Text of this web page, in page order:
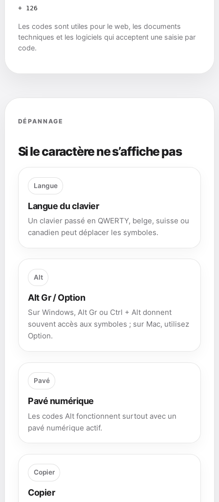
+ 126
Les codes sont utiles pour le web, les documents
techniques et les logiciels qui acceptent une saisie par
code.
DÉPANNAGE
Si le caractère ne s’affiche pas
Langue
Langue du clavier
Un clavier passé en QWERTY, belge, suisse ou
canadien peut déplacer les symboles.
Alt
Alt Gr / Option
Sur Windows, Alt Gr ou Ctrl + Alt donnent
souvent accès aux symboles ; sur Mac, utilisez
Option.
Pavé
Pavé numérique
Les codes Alt fonctionnent surtout avec un
pavé numérique actif.
Copier
Copier